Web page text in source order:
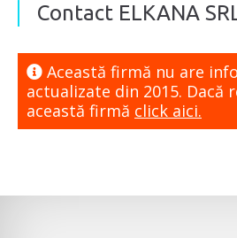
Contact ELKANA
Această firmă nu are
actualizate din 2015. Dacă
această firmă click aici.